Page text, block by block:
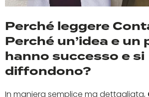
Perché leggere
Perché un’idea e
hanno successo e si
diffondono?
In maniera semplice ma dettagliata,